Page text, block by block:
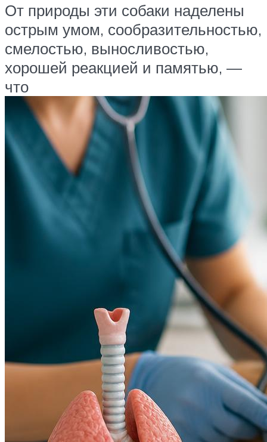
От природы эти собаки наделены
острым умом, сообразительностью,
смелостью, выносливостью,
хорошей реакцией и памятью, —
что